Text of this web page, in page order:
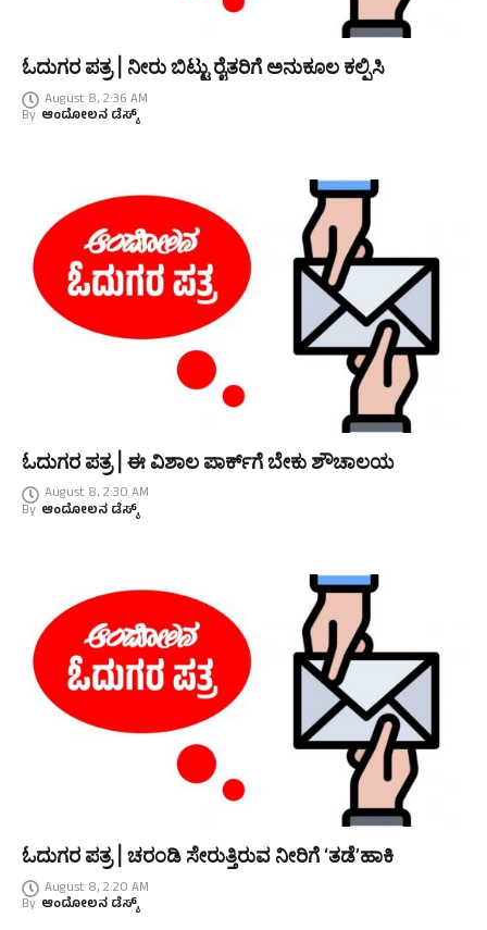
ಓದುಗರ ಪತ್ರ | ನೀರು ಬಿಟ್ಟು ರೈತರಿಗೆ ಅನುಕೂಲ ಕಲ್ಪಿಸಿ
August 8, 2:36 AM
By ಆಂದೋಲನ ಡೆಸ್ಕ್
ಓದುಗರ ಪತ್ರ | ಈ ವಿಶಾಲ ಪಾರ್ಕ್‌ಗೆ ಬೇಕು ಶೌಚಾಲಯ
August 8, 2:30 AM
By ಆಂದೋಲನ ಡೆಸ್ಕ್
ಓದುಗರ ಪತ್ರ | ಚರಂಡಿ ಸೇರುತ್ತಿರುವ ನೀರಿಗೆ ‘ತಡೆ’ಹಾಕಿ
August 8, 2:20 AM
By ಆಂದೋಲನ ಡೆಸ್ಕ್